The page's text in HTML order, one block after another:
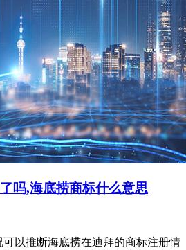
吗,海底捞商标什么意思
以推断海底捞在迪拜的商标注册情